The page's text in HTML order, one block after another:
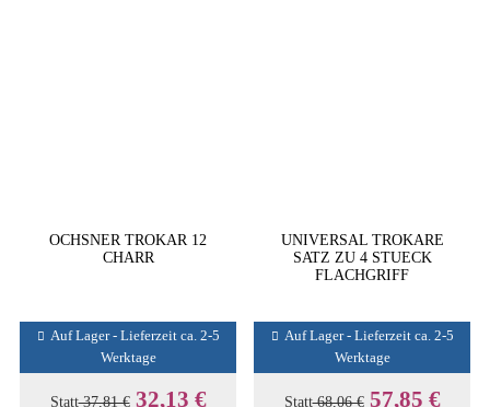
OCHSNER TROKAR 12
CHARR
Auf Lager - Lieferzeit ca. 2-5
Werktage
Statt37,81 € 32,13 €
UNIVERSAL TROKARE
SATZ ZU 4 STUECK
FLACHGRIFF
Auf Lager - Lieferzeit ca. 2-5
Werktage
Statt68,06 € 57,85 €